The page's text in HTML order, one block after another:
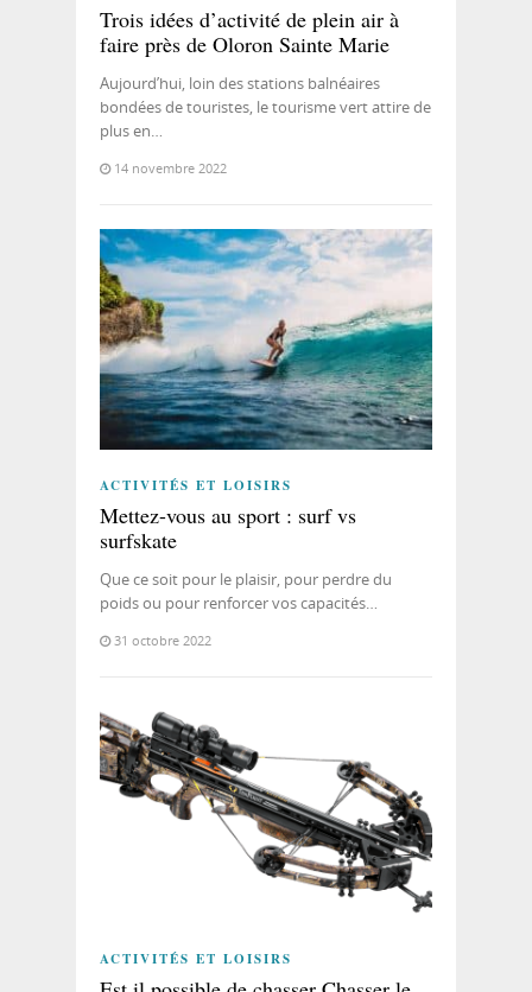
Trois idées d’activité de plein air à
faire près de Oloron Sainte Marie
Aujourd’hui, loin des stations balnéaires
bondées de touristes, le tourisme vert attire de
plus en…
14 novembre 2022
ACTIVITÉS ET LOISIRS
Mettez-vous au sport : surf vs
surfskate
Que ce soit pour le plaisir, pour perdre du
poids ou pour renforcer vos capacités…
31 octobre 2022
ACTIVITÉS ET LOISIRS